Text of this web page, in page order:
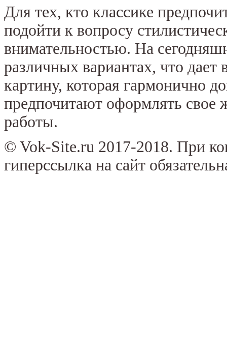
Для тех, кто классике
подойти к вопросу
внимательностью. На
различных вариантах, что
картину, которая гармонично
предпочитают оформлять свое
работы.
© Vok-Site.ru 2017-2018. При
гиперссылка на сайт